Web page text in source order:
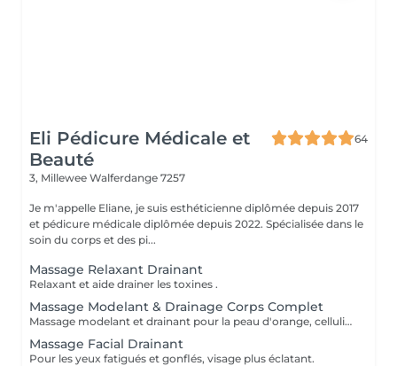
Eli Pédicure Médicale et
Beauté
64
3, Millewee Walferdange 7257
Je m'appelle Eliane, je suis esthéticienne diplômée depuis 2017
et pédicure médicale diplômée depuis 2022. Spécialisée dans le
soin du corps et des pi...
Massage Relaxant Drainant
Relaxant et aide drainer les toxines .
Massage Modelant & Drainage Corps Complet
Massage modelant et drainant pour la peau d'orange, cellulite aqueuse et raffermissante. Aide drainer la lymphe, toxines du corps et rétention d'eau.
Massage Facial Drainant
Pour les yeux fatigués et gonflés, visage plus éclatant.